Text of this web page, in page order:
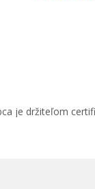
je držiteľom